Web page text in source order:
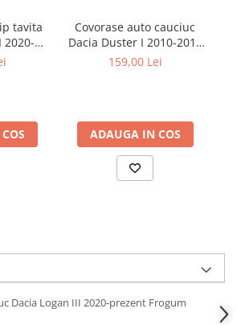
Portiera
Viteza
tavita
2020-
No.77
Covorase auto cauciuc
Dacia Duster I 2010-2013
Logan I 2008-2014
159,00 Lei
ADAUGA IN COS
Dacia Logan III 2020-prezent Frogum